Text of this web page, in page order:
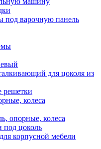
под варочную панель
для цоколя из
решетки
колеса
опорные, колеса
под цоколь
корпусной мебели